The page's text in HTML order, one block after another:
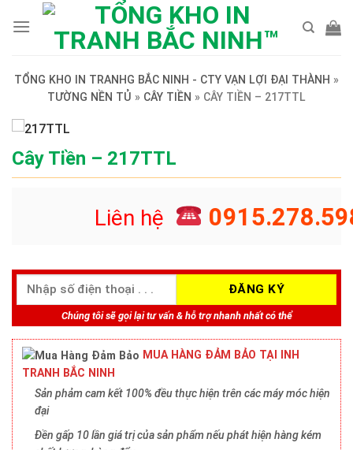
TỔNG KHO IN TRANHG BẮC NINH - CTY VẠN LỢI ĐẠI THÀNH »
TƯỜNG NỀN TỦ » CÂY TIỀN » CÂY TIỀN – 217TTL
Cây Tiền – 217TTL
Liên hệ
Chúng tôi sẽ gọi lại tư vấn & hỗ trợ nhanh nhất có thể
MUA HÀNG ĐẢM BẢO TẠI INH
TRANH BẮC NINH
Sản phảm cam kết 100% đều thực hiện trên các máy móc hiện
đại
Đền gấp 10 lần giá trị của sản phẩm nếu phát hiện hàng kém